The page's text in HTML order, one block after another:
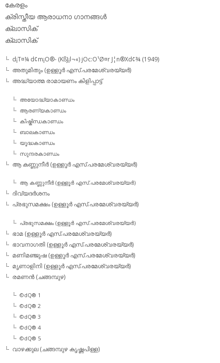
കേരളം
ക്രിസ്തീയ ആരാധനാ ഗാനങ്ങള്‍
ക്ലാസിക്‌
ക്ലാസിക്
d¡T¤¼ d¢m¡O®- (KßJ¡l¬«) jOc:O¹Ø¤r J¦n®Xd¢¾ (1949)
അതുമിതും (ഉള്ളൂര്‍ എസ്.പരമേശ്വരയ്യര്‍)
അദ്ധ്യാത്മ രാമായണം കിളിപ്പാട്ട്‌
അയോദ്ധ്യാകാണ്ഡം
ആരണ്യകാണ്ഡം
കിഷ്കിന്ധകാണ്ഡം
ബാലകാണ്ഡം
യൂദ്ധകാണ്ഡം
സുന്ദരകാണ്ഡം
ആ കണ്ണുനീര്‍ (ഉള്ളൂര്‍ എസ്.പരമേശ്വരയ്യര്‍)
ആ കണ്ണുനീര്‍ (ഉള്ളൂര്‍ എസ്.പരമേശ്വരയ്യര്‍)
ദിവ്യദര്‍ശനം
പ്രഭുസമക്ഷം (ഉള്ളൂര്‍ എസ്.പരമേശ്വരയ്യര്‍)
പ്രഭുസമക്ഷം (ഉള്ളൂര്‍ എസ്.പരമേശ്വരയ്യര്‍)
ഭാമ (ഉള്ളൂര്‍ എസ്.പരമേശ്വരയ്യര്‍)
ഭാവനാഗതി (ഉള്ളൂര്‍ എസ്.പരമേശ്വരയ്യര്‍)
മണിമഞ്ജുഷ (ഉള്ളൂര്‍ എസ്.പരമേശ്വരയ്യര്‍)
മൃണാളിനി (ഉള്ളൂര്‍ എസ്.പരമേശ്വരയ്യര്‍)
രമണന്‍ (ചങ്ങമ്പുഴ)
©dQ® 1
©dQ® 2
©dQ® 3
©dQ® 4
©dQ® 5
വാഴക്കുല (ചങ്ങമ്പുഴ കൃഷ്ണപിള്ള)